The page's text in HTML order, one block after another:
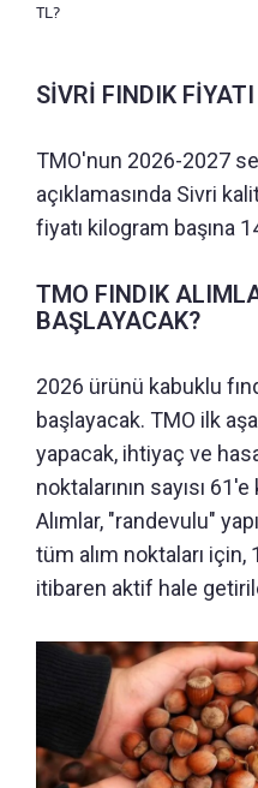
TL?
SİVRİ FINDIK
TMO'nun 2026-2027
açıklamasında Sivri
fiyatı kilogram başına
TMO FINDIK
BAŞLAYACAK?
2026 ürünü kabuklu
başlayacak. TMO ilk
yapacak, ihtiyaç ve
noktalarının sayısı
Alımlar, "randevulu"
tüm alım noktaları
itibaren aktif hale